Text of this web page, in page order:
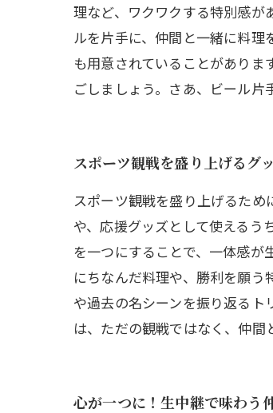
理など、ワクワクする特別感が
ルを片手に、仲間と一緒に料
も用意されていることがあり
ごしましょう。さあ、ビール片
スポーツ観戦を盛り上げるグ
スポーツ観戦を盛り上げるた
や、応援グッズとして使えるう
を一つにすることで、一体感
にちなんだ料理や、勝利を願
や過去の名シーンを振り返る
は、ただの観戦ではなく、仲間
心が一つに！生中継で味わう